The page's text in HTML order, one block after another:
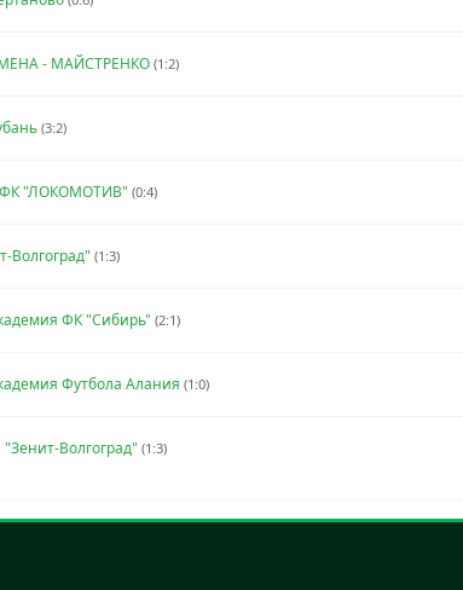
- МАЙСТРЕНКО (1:2)
(3:2)
"ЛОКОМОТИВ" (0:4)
(1:3)
ФК "Сибирь" (2:1)
Футбола Алания (1:0)
Волгоград" (1:3)